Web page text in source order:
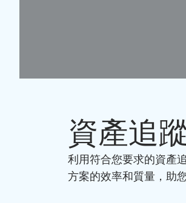
資產追蹤
利用符合您要求的資產
方案的效率和質量，助